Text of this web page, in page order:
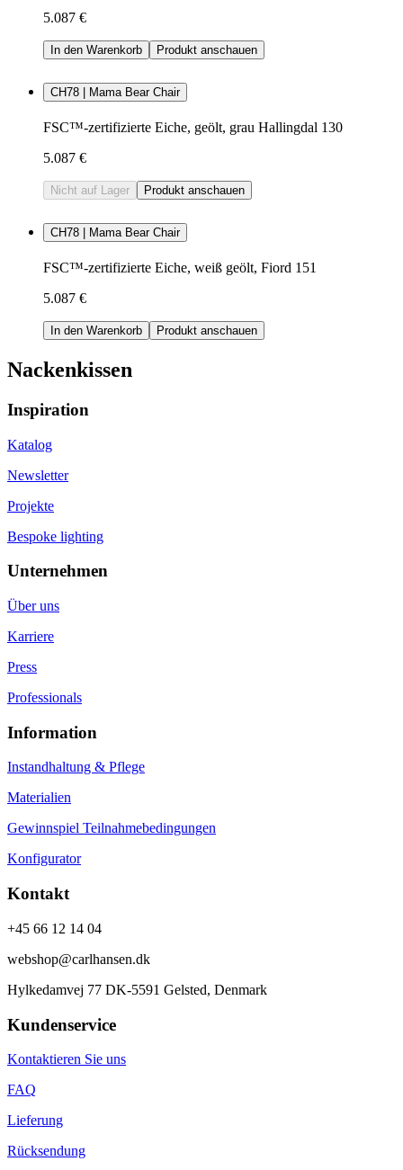
5.087 €
In den Warenkorb Produkt anschauen
CH78 | Mama Bear Chair
FSC™-zertifizierte Eiche, geölt, grau Hallingdal 130
5.087 €
Nicht auf Lager Produkt anschauen
CH78 | Mama Bear Chair
FSC™-zertifizierte Eiche, weiß geölt, Fiord 151
5.087 €
In den Warenkorb Produkt anschauen
Nackenkissen
Inspiration
Katalog
Newsletter
Projekte
Bespoke lighting
Unternehmen
Über uns
Karriere
Press
Professionals
Information
Instandhaltung & Pflege
Materialien
Gewinnspiel Teilnahmebedingungen
Konfigurator
Kontakt
+45 66 12 14 04
webshop@carlhansen.dk
Hylkedamvej 77 DK-5591 Gelsted, Denmark
Kundenservice
Kontaktieren Sie uns
FAQ
Lieferung
Rücksendung